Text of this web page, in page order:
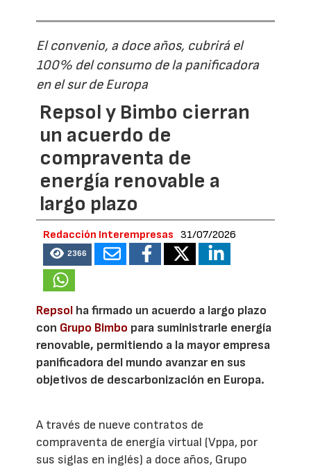
El convenio, a doce años, cubrirá el
100% del consumo de la panificadora
en el sur de Europa
Repsol y Bimbo cierran
un acuerdo de
compraventa de
energía renovable a
largo plazo
Redacción Interempresas 31/07/2026
2366
Repsol ha firmado un acuerdo a largo plazo
con Grupo Bimbo para suministrarle energía
renovable, permitiendo a la mayor empresa
panificadora del mundo avanzar en sus
objetivos de descarbonización en Europa.
A través de nueve contratos de
compraventa de energía virtual (Vppa, por
sus siglas en inglés) a doce años, Grupo